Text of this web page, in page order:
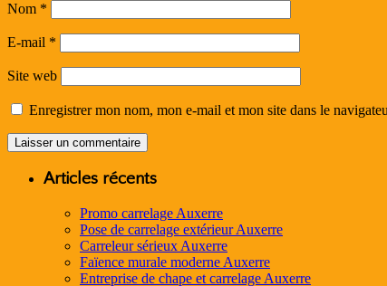
Nom *
E-mail *
Site web
Enregistrer mon nom, mon e-mail et mon site dans le
Articles récents
Promo carrelage Auxerre
Pose de carrelage extérieur Auxerre
Carreleur sérieux Auxerre
Faïence murale moderne Auxerre
Entreprise de chape et carrelage Auxerre